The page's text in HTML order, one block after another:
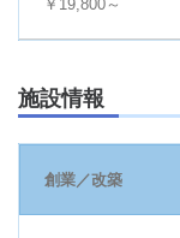
￥19,800～
施設情報
創業／改築